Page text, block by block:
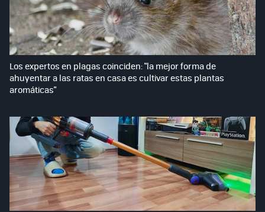
Los expertos en plagas coinciden: "la mejor forma de
ahuyentar a las ratas en casa es cultivar estas plantas
aromáticas"